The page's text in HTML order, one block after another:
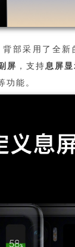
部采用了全新
屏 ，支持息屏显
功能。